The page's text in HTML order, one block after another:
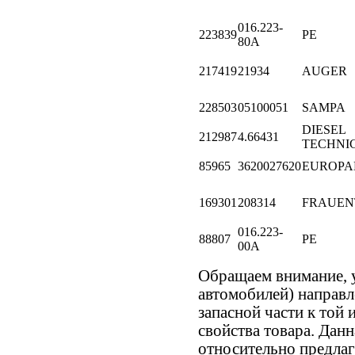
223839
016.223-
80A
PE
21741921934 AUGER
22850305100051 SAMPA
2129874.66431
DIESEL
85965 3620027620
169301 208314
88807
016.223-
00A
PE
Обращаем
автомобилей)
запасной части к той
свойства товара.
относительно